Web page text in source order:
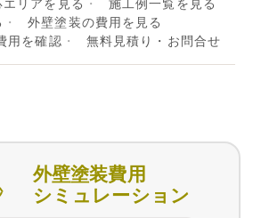
外壁塗装の費用を見る
用を確認
無料見積り・お問合せ
外壁塗装費用
シミュレーション